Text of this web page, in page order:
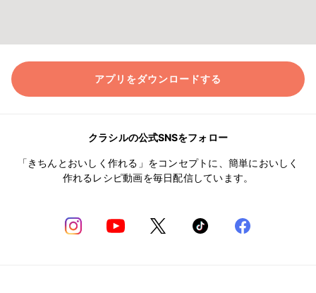
アプリをダウンロードする
クラシルの公式SNSをフォロー
「きちんとおいしく作れる」をコンセプトに、簡単においしく
作れるレシピ動画を毎日配信しています。